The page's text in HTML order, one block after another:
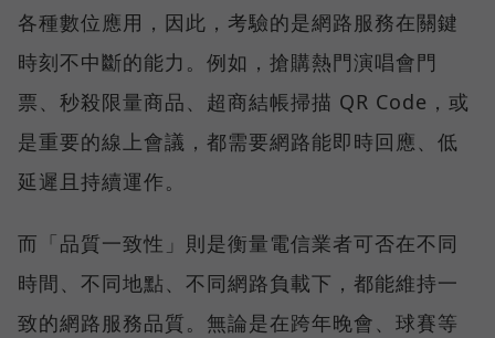
各種數位應用，因此，考驗的是網路服務在關鍵
時刻不中斷的能力。例如，搶購熱門演唱會門
票、秒殺限量商品、超商結帳掃描 QR Code，或
是重要的線上會議，都需要網路能即時回應、低
延遲且持續運作。
而「品質一致性」則是衡量電信業者可否在不同
時間、不同地點、不同網路負載下，都能維持一
致的網路服務品質。無論是在跨年晚會、球賽等